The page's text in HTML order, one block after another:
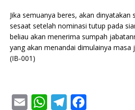
Jika semuanya beres, akan dinyatakan
sesaat setelah nominasi tutup pada
beliau akan menerima sumpah
yang akan menandai dimulainya masa
(IB-001)
E W T